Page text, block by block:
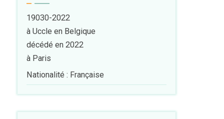
19030-2022
à Uccle en Belgique
décédé en 2022
à Paris
Nationalité : Française